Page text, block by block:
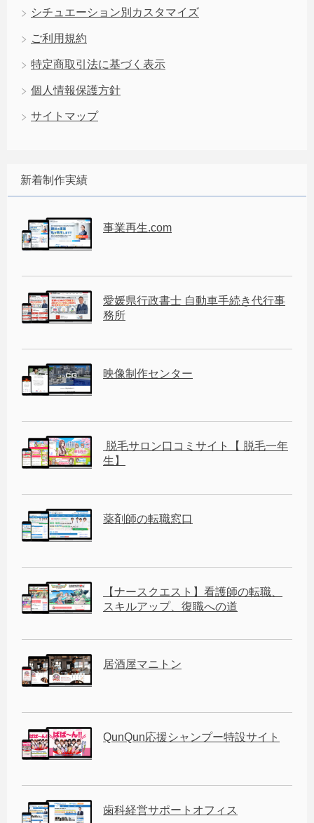
シチュエーション別カスタマイズ
ご利用規約
特定商取引法に基づく表示
個人情報保護方針
サイトマップ
新着制作実績
事業再生.com
愛媛県行政書士 自動車手続き代行事
務所
映像制作センター
脱毛サロン口コミサイト【 脱毛一年
生】
薬剤師の転職窓口
【ナースクエスト】看護師の転職、
スキルアップ、復職への道
居酒屋マニトン
QunQun応援シャンプー特設サイト
歯科経営サポートオフィス